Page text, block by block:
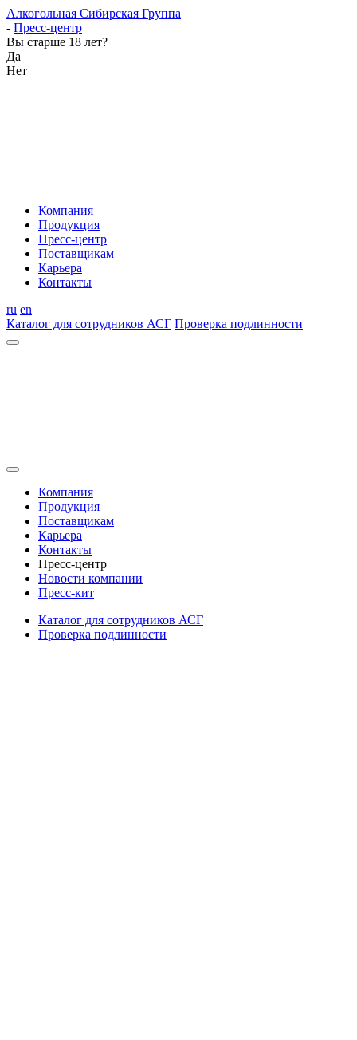
Алкогольная Сибирская Группа
- Пресс-центр
Вы старше 18 лет?
Да
Нет
Компания
Продукция
Пресс-центр
Поставщикам
Карьера
Контакты
ru en
Каталог для сотрудников АСГ Проверка подлинности
Компания
Продукция
Поставщикам
Карьера
Контакты
Пресс-центр
Новости компании
Пресс-кит
Каталог для сотрудников АСГ
Проверка подлинности